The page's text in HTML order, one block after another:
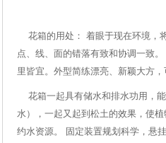
花箱的用处： 着眼于现在环境，
点、线、面的错落有致和协调一致
里皆宜。外型简练漂亮、新颖大方
花箱一起具有储水和排水功用，
水），一起又起到松土的效果，使
约水资源。 固定装置规划科学，悬